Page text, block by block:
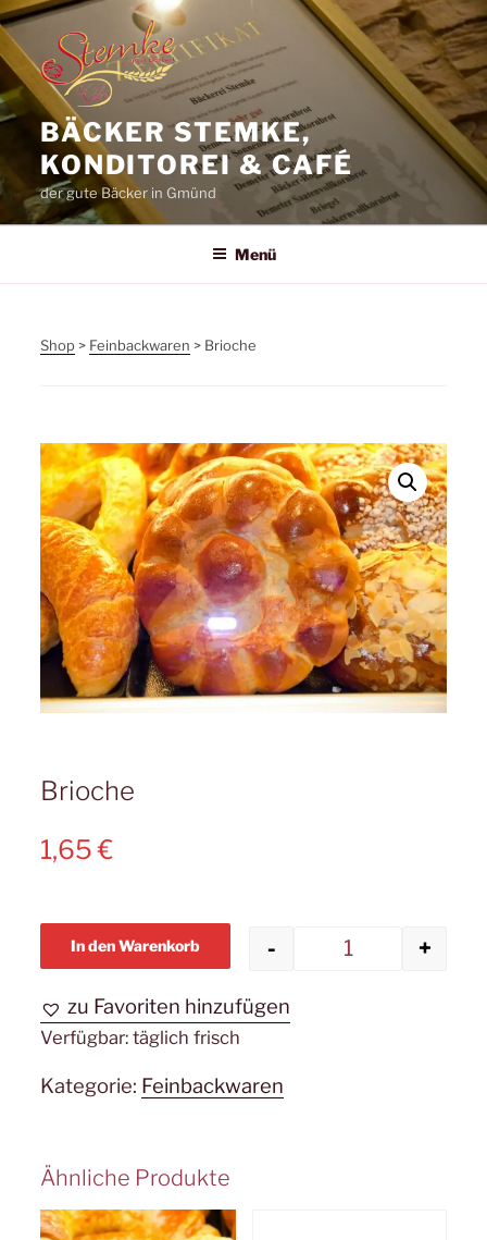
Zum
Inhalt
springen
BÄCKER STEMKE,
KONDITOREI & CAFÉ
der gute Bäcker in Gmünd
Menü
Shop > Feinbackwaren > Brioche
Brioche
1,65€
Brioche
- +
In den Warenkorb
zu Favoriten hinzufügen
Verfügbar: täglich frisch
Kategorie: Feinbackwaren
Ähnliche Produkte